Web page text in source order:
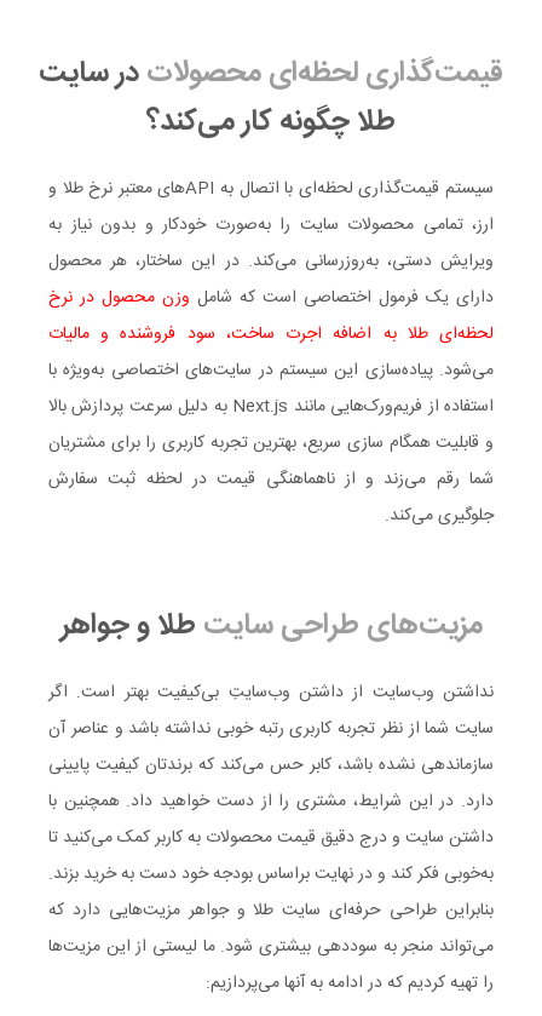
قیمت‌گذاری لحظه‌ای محصولاتدر سایت
طلا چگونه کار می‌کند؟
سیستم قیمت‌گذاری لحظه‌ای با اتصال به APIهای معتبر نرخ طلا و
ارز، تمامی محصولات سایت را به‌صورت خودکار و بدون نیاز به
ویرایش دستی، به‌روزرسانی می‌کند. در این ساختار، هر محصول
دارای یک فرمول اختصاصی است که شامل وزن محصول در نرخ
لحظه‌ای طلا به اضافه اجرت ساخت، سود فروشنده و مالیات
می‌شود. پیاده‌سازی این سیستم در سایت‌های اختصاصی به‌ویژه با
استفاده از فریم‌ورک‌هایی مانند Next.js به دلیل سرعت پردازش بالا
و قابلیت همگام‌ سازی سریع، بهترین تجربه کاربری را برای مشتریان
شما رقم می‌زند و از ناهماهنگی قیمت در لحظه ثبت سفارش
جلوگیری می‌کند.
مزیت‌های طراحی سایتطلا و جواهر
نداشتن وب‌سایت از داشتن وب‌سایتِ بی‌کیفیت بهتر است. اگر
سایت شما از نظر تجربه کاربری رتبه خوبی نداشته باشد و عناصر آن
سازماندهی نشده باشد، کابر حس می‌کند که برندتان کیفیت پایینی
دارد. در این شرایط، مشتری را از دست خواهید داد. همچنین با
داشتن سایت و درج دقیق قیمت محصولات به کاربر کمک می‌کنید تا
به‌خوبی فکر کند و در نهایت براساس بودجه خود دست به خرید بزند.
بنابراین طراحی حرفه‌ای سایت طلا و جواهر مزیت‌هایی دارد که
می‌تواند منجر به سوددهی بیشتری شود. ما لیستی از این مزیت‌ها
را تهیه کردیم که در ادامه به آنها می‌پردازیم: